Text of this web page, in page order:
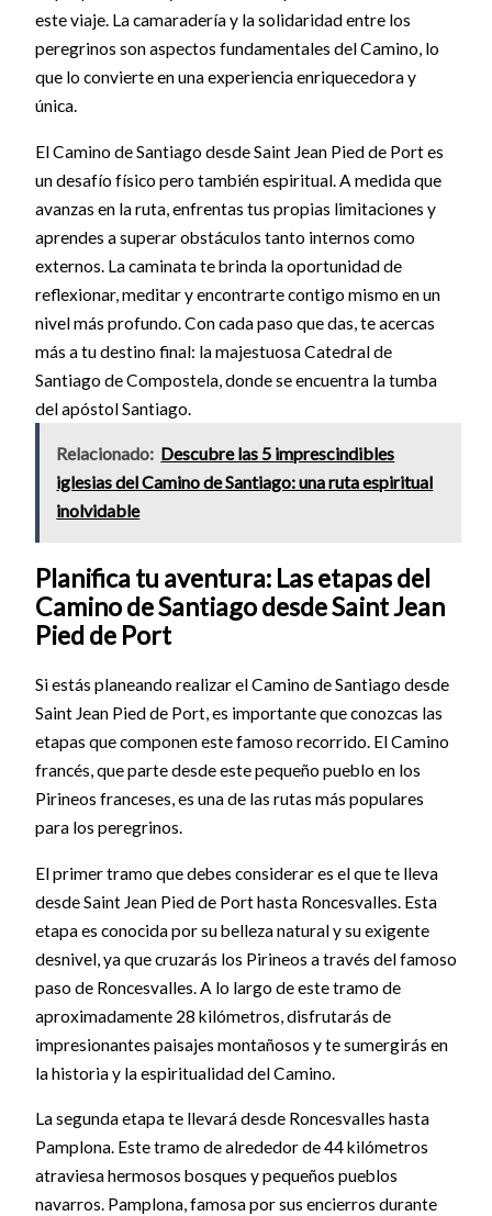
este viaje. La camaradería y la solidaridad entre los
peregrinos son aspectos fundamentales del Camino, lo
que lo convierte en una experiencia enriquecedora y
única.
El Camino de Santiago desde Saint Jean Pied de Port es
un desafío físico pero también espiritual. A medida que
avanzas en la ruta, enfrentas tus propias limitaciones y
aprendes a superar obstáculos tanto internos como
externos. La caminata te brinda la oportunidad de
reflexionar, meditar y encontrarte contigo mismo en un
nivel más profundo. Con cada paso que das, te acercas
más a tu destino final: la majestuosa Catedral de
Santiago de Compostela, donde se encuentra la tumba
del apóstol Santiago.
Relacionado: Descubre las 5 imprescindibles
iglesias del Camino de Santiago: una ruta espiritual
inolvidable
Planifica tu aventura: Las etapas del
Camino de Santiago desde Saint Jean
Pied de Port
Si estás planeando realizar el Camino de Santiago desde
Saint Jean Pied de Port, es importante que conozcas las
etapas que componen este famoso recorrido. El Camino
francés, que parte desde este pequeño pueblo en los
Pirineos franceses, es una de las rutas más populares
para los peregrinos.
El primer tramo que debes considerar es el que te lleva
desde Saint Jean Pied de Port hasta Roncesvalles. Esta
etapa es conocida por su belleza natural y su exigente
desnivel, ya que cruzarás los Pirineos a través del famoso
paso de Roncesvalles. A lo largo de este tramo de
aproximadamente 28 kilómetros, disfrutarás de
impresionantes paisajes montañosos y te sumergirás en
la historia y la espiritualidad del Camino.
La segunda etapa te llevará desde Roncesvalles hasta
Pamplona. Este tramo de alrededor de 44 kilómetros
atraviesa hermosos bosques y pequeños pueblos
navarros. Pamplona, famosa por sus encierros durante